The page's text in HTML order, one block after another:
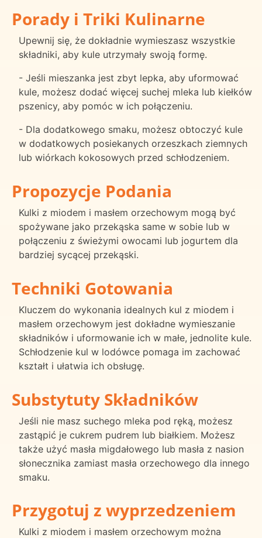
Porady i Triki Kulinarne
Upewnij się, że dokładnie wymieszasz wszystkie
składniki, aby kule utrzymały swoją formę.
- Jeśli mieszanka jest zbyt lepka, aby uformować
kule, możesz dodać więcej suchej mleka lub kiełków
pszenicy, aby pomóc w ich połączeniu.
- Dla dodatkowego smaku, możesz obtoczyć kule
w dodatkowych posiekanych orzeszkach ziemnych
lub wiórkach kokosowych przed schłodzeniem.
Propozycje Podania
Kulki z miodem i masłem orzechowym mogą być
spożywane jako przekąska same w sobie lub w
połączeniu z świeżymi owocami lub jogurtem dla
bardziej sycącej przekąski.
Techniki Gotowania
Kluczem do wykonania idealnych kul z miodem i
masłem orzechowym jest dokładne wymieszanie
składników i uformowanie ich w małe, jednolite kule.
Schłodzenie kul w lodówce pomaga im zachować
kształt i ułatwia ich obsługę.
Substytuty Składników
Jeśli nie masz suchego mleka pod ręką, możesz
zastąpić je cukrem pudrem lub białkiem. Możesz
także użyć masła migdałowego lub masła z nasion
słonecznika zamiast masła orzechowego dla innego
smaku.
Przygotuj z wyprzedzeniem
Kulki z miodem i masłem orzechowym można